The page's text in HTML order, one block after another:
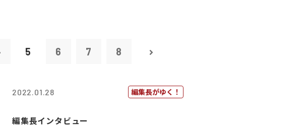
5 6 7 8
2022.01.28 編集長がゆく！
編集長インタビュー